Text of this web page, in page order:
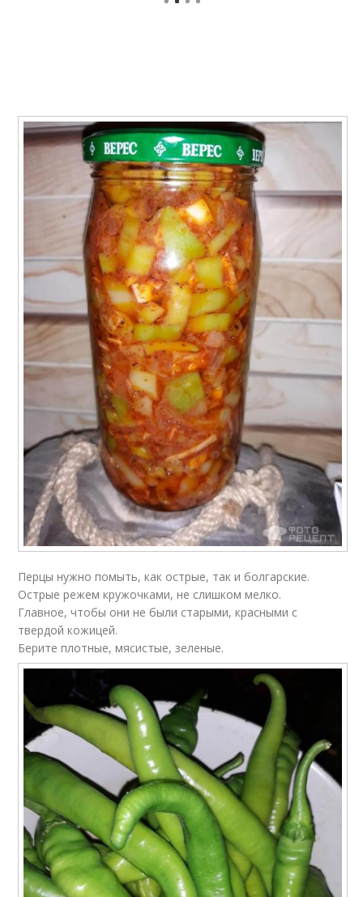
Перцы нужно помыть, как острые, так и болгарские.
Острые режем кружочками, не слишком мелко.
Главное, чтобы они не были старыми, красными с
твердой кожицей.
Берите плотные, мясистые, зеленые.